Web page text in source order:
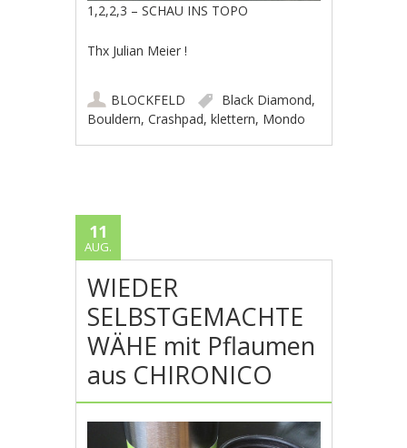
1,2,2,3 – SCHAU INS TOPO
Thx Julian Meier !
BLOCKFELD Black Diamond,
Bouldern,Crashpad,klettern, Mondo
11
AUG.
WIEDER
SELBSTGEMACHTE
WÄHE mit Pflaumen
aus CHIRONICO